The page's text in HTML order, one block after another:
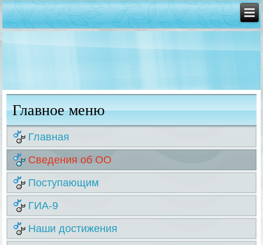
Главное меню
Главная
Сведения об ОО
Поступающим
ГИА-9
Наши достижения